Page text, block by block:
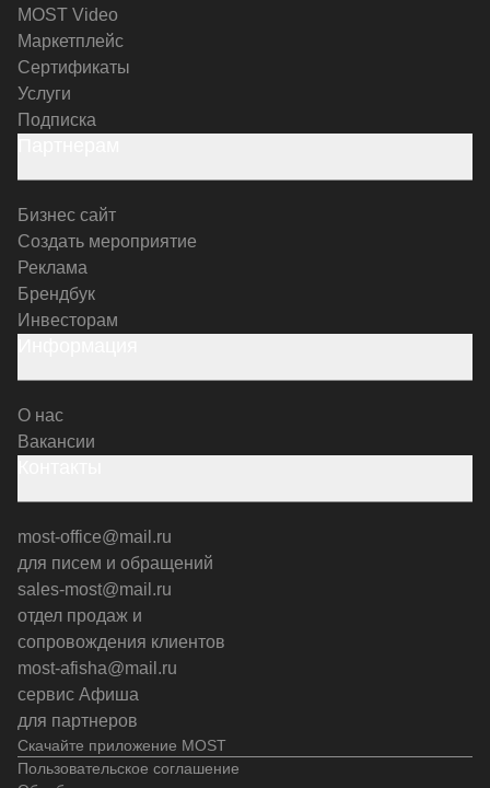
Скачайте приложение MOST
MOST Video
Маркетплейс
Сертификаты
Услуги
Подписка
Бизнес сайт
Создать мероприятие
Реклама
Брендбук
Инвесторам
О нас
Вакансии
most-office@mail.ru
для писем и обращений
sales-most@mail.ru
отдел продаж и
сопровождения клиентов
most-afisha@mail.ru
сервис Афиша
для партнеров
Пользовательское соглашение